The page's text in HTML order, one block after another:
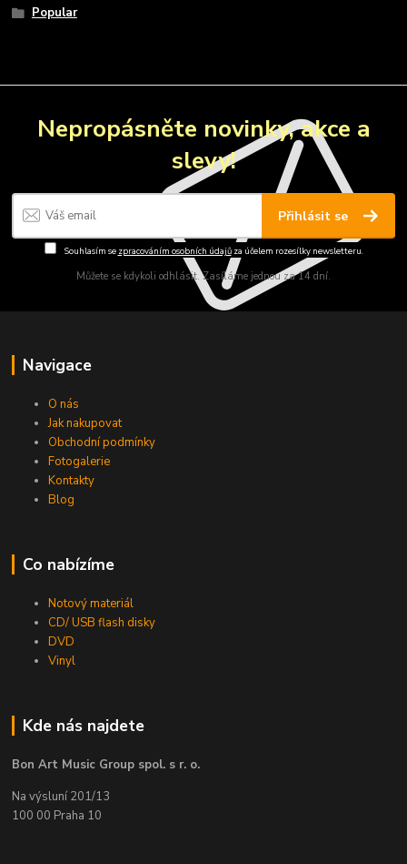
Popular
Nepropásněte novinky, akce a
slevy!
Přihlásit se
Souhlasím se zpracováním osobních údajůza účelem rozesílky newsletteru.
Můžete se kdykoli odhlásit. Zasíláme jednou za 14 dní.
Navigace
O nás
Jak nakupovat
Obchodní podmínky
Fotogalerie
Kontakty
Blog
Co nabízíme
Notový materiál
CD/ USB flash disky
DVD
Vinyl
Kde nás najdete
Bon Art Music Group spol. s r. o.
Na výsluní 201/13
100 00 Praha 10